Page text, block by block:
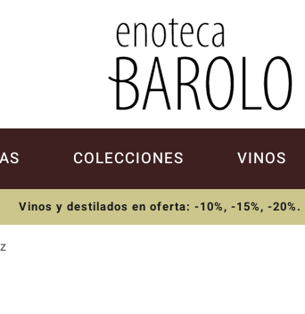
COLECCIONES VINOS
Vinos y destilados en oferta: -10%, -15%, -20%.